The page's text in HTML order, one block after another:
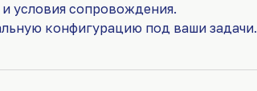
условия сопровождения.
конфигурацию под ваши задачи.